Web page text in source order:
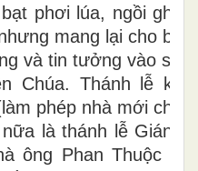
phơi lúa, ngồi ghế
mang lại cho bà
và tin tưởng vào sự
Chúa. Thánh lễ kế
phép nhà mới cho
là thánh lễ Giáng
ông Phan Thuộc ở